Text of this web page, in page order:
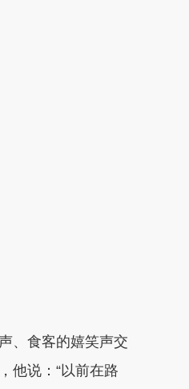
、食客的嬉笑声交
他说：“以前在路